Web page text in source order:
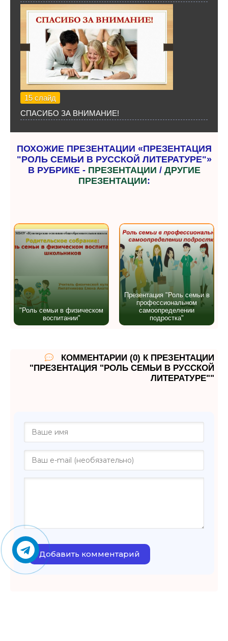
15 слайд
СПАСИБО ЗА ВНИМАНИЕ!
ПОХОЖИЕ ПРЕЗЕНТАЦИИ «ПРЕЗЕНТАЦИЯ
"РОЛЬ СЕМЬИ В РУССКОЙ ЛИТЕРАТУРЕ"»
В РУБРИКЕ - ПРЕЗЕНТАЦИИ / ДРУГИЕ
ПРЕЗЕНТАЦИИ:
"Роль семьи в физическом
воспитании"
Презентация "Роль семьи в
профессиональном
самоопределении
подростка"
КОММЕНТАРИИ (0) К ПРЕЗЕНТАЦИИ
"ПРЕЗЕНТАЦИЯ "РОЛЬ СЕМЬИ В РУССКОЙ
ЛИТЕРАТУРЕ""
Добавить комментарий